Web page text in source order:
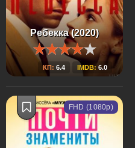
Ребекка (2020)
КП: 6.4 IMDB: 6.0
FHD (1080p)